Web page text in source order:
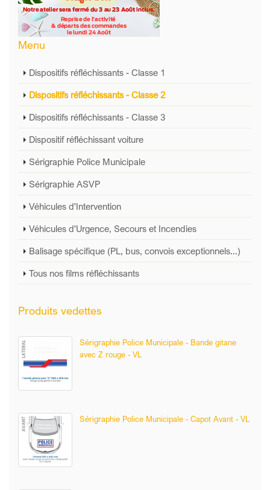
Menu
Dispositifs réfléchissants - Classe 1
Dispositifs réfléchissants - Classe 2
Dispositifs réfléchissants - Classe 3
Dispositif réfléchissant voiture
Sérigraphie Police Municipale
Sérigraphie ASVP
Véhicules d'Intervention
Véhicules d'Urgence, Secours et Incendies
Balisage spécifique (PL, bus, convois exceptionnels...)
Tous nos films réfléchissants
Produits vedettes
Sérigraphie Police Municipale - Bande gitane
avec Z rouge - VL
Sérigraphie Police Municipale - Capot Avant - VL